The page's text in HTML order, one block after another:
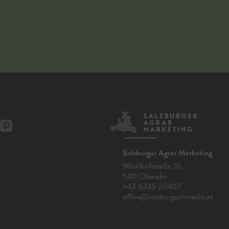
Salzburger Agrar Marketing
Winklhofstraße 10,
5411 Oberalm
+43 6245 20407
office@salzburgschmeckt.at